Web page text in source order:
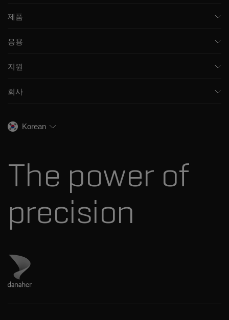
제품
모세관 전기영동
통합 솔루션
스펙트럼 라이브러리
응용
임상
식음료
생명과학 연구
지원
교육
채용
혁신자문위원회
회사
SCIEX 스토리
다나허 소개
Korean
The power of
precision
Danaher 사이트 방문